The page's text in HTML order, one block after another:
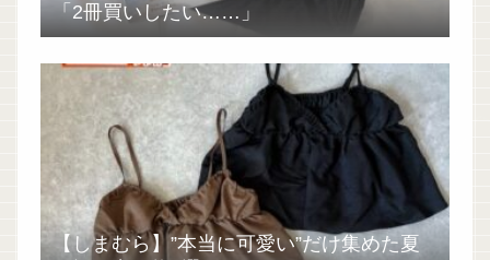
「2冊買いしたい……」
【しまむら】”本当に可愛い”だけ集めた夏